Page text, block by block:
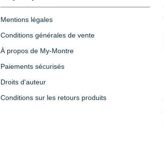
Mentions légales
Conditions générales de vente
À propos de My-Montre
Paiements sécurisés
Droits d'auteur
Conditions sur les retours produits